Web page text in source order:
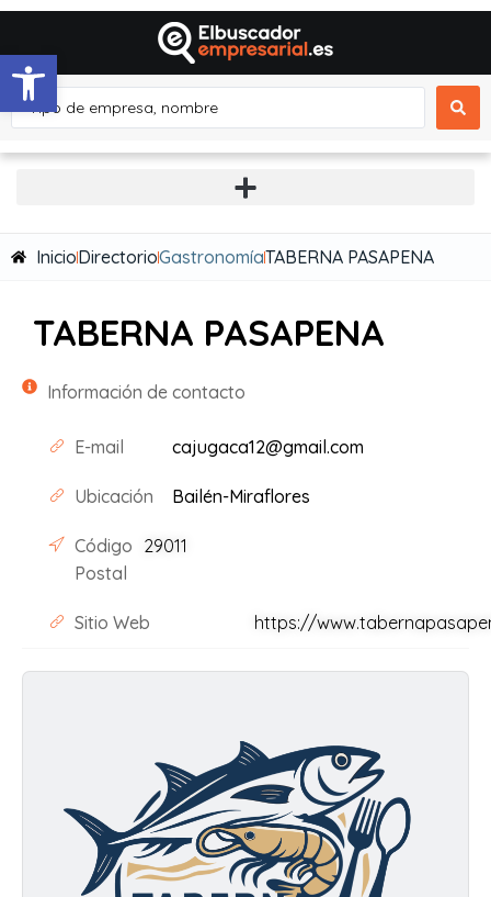
Abrir barra de herramientas
InicioDirectorioGastronomíaTABERNA PASAPENA
TABERNA PASAPENA
Información de contacto
E-mail cajugaca12@gmail.com
Ubicación Bailén-Miraflores
Código
Postal
29011
Sitio Web https://